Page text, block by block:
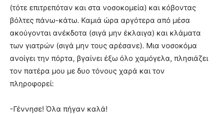
(τότε επιτρεπόταν και στα νοσοκομεία) και κόβοντας
βόλτες πάνω-κάτω. Καμιά ώρα αργότερα από μέσα
ακούγονται ανέκδοτα (σιγά μην έκλαιγα) και κλάματα
των γιατρών (σιγά μην τους αρέσανε). Μια νοσοκόμα
ανοίγει την πόρτα, βγαίνει έξω όλο χαμόγελα, πλησιάζει
τον πατέρα μου με δυο τόνους χαρά και τον
πληροφορεί:
-Γέννησε! Όλα πήγαν καλά!